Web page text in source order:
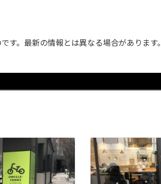
す。最新の情報とは異なる場合があります。